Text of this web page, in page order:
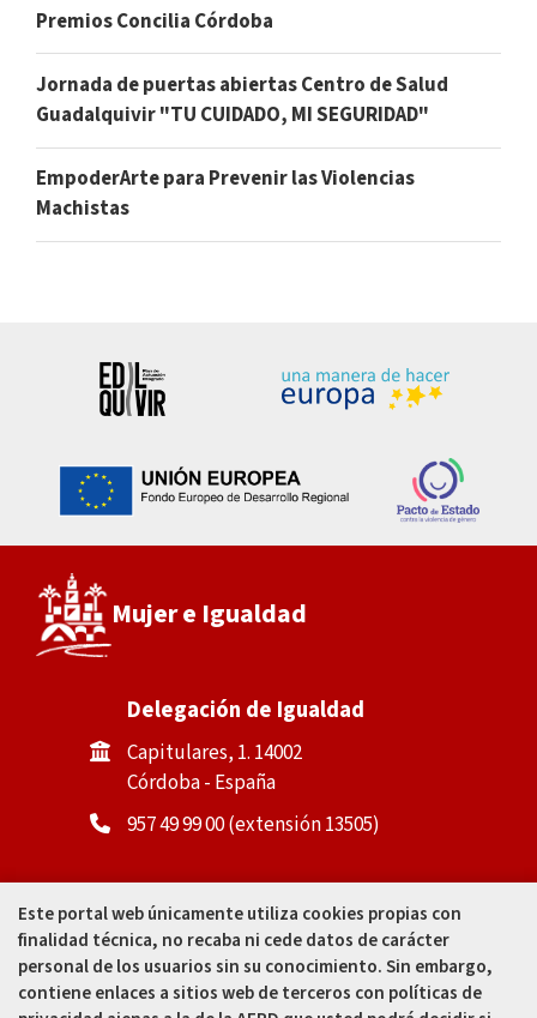
Premios Concilia Córdoba
Jornada de puertas abiertas Centro de Salud
Guadalquivir "TU CUIDADO, MI SEGURIDAD"
EmpoderArte para Prevenir las Violencias
Machistas
Mujer e Igualdad
Delegación de Igualdad
Capitulares, 1. 14002
Córdoba - España
957 49 99 00 (extensión 13505)
Casa de la Igualdad
Calle Padre Cosme Muñoz, 4
(tras Mercado Corredera). 14002
Córdoba - España
Este portal web únicamente utiliza cookies propias con
finalidad técnica, no recaba ni cede datos de carácter
personal de los usuarios sin su conocimiento. Sin embargo,
contiene enlaces a sitios web de terceros con políticas de